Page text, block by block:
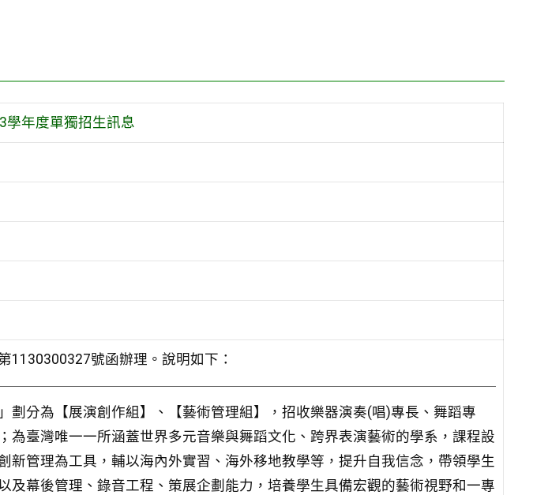
學年度單獨招生訊息
1130300327號函辦理。說明如下：
劃分為【展演創作組】、【藝術管理組】，招收樂器演奏(唱)專長、舞蹈專
為臺灣唯一一所涵蓋世界多元音樂與舞蹈文化、跨界表演藝術的學系，課程設
新管理為工具，輔以海內外實習、海外移地教學等，提升自我信念，帶領學生
及幕後管理、錄音工程、策展企劃能力，培養學生具備宏觀的藝術視野和一專